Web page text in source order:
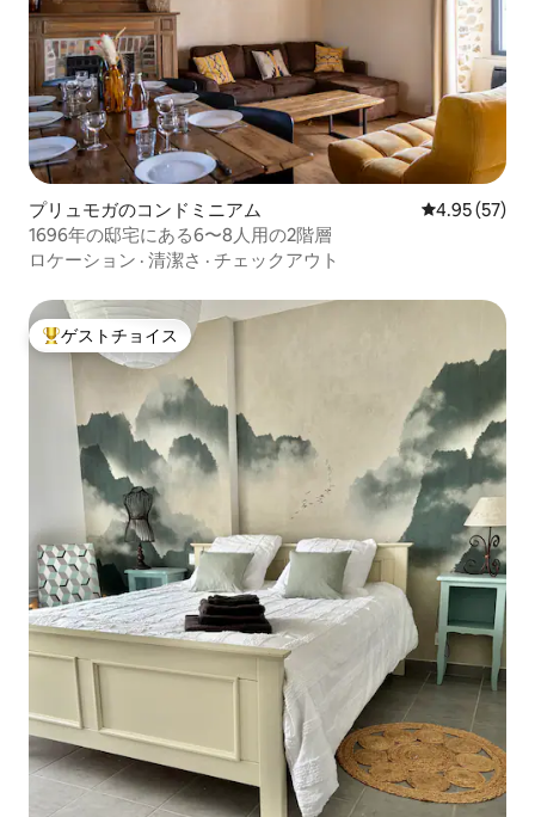
プリュモガのコンドミニアム レビュー57
4.95 (57)
1696年の邸宅にある6〜8人用の2階層
ロケーション · 清潔さ · チェックアウト
大好評のゲストチョイスです。
ゲストチョイス